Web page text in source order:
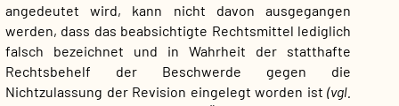
angedeutet wird, kann nicht davon ausgegangen
werden, dass das beabsichtigte Rechtsmittel lediglich
falsch bezeichnet und in Wahrheit der statthafte
Rechtsbehelf der Beschwerde gegen die
Nichtzulassung der Revision eingelegt worden ist (vgl.